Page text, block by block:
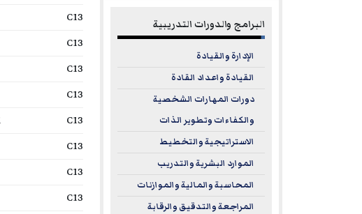
C13
C13
C13
C13
C13
C13
C13
C13
البرامج والدورات التدريبية
الإدارة والقيادة
القيادة واعداد القادة
دورات المهارات الشخصية
والكفاءات وتطوير الذات
الاستراتيجية والتخطيط
الموارد البشرية والتدريب
المحاسبة والمالية والموازنات
المراجعة والتدقيق والرقابة